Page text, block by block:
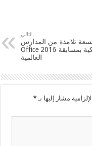
التالي
تلامذة من المدارس
الكاثوليكية بمسابقة Office 2016
العالمية
مشار إليها بـ*